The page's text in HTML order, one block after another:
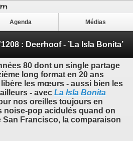
Agenda Médias
: Deerhoof - ’La Isla Bonita’
80 dont un single partage
long format en 20 ans
les mœurs - aussi bien les
- avec La Isla Bonita
nos oreilles toujours en
noise-pop acidulés quand on
Francisco, la comparaison